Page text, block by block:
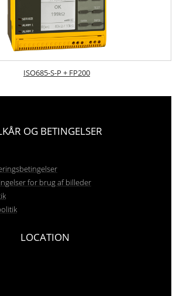
ISO685-S-P + FP200
OG BETINGELSER
for brug af billeder
LOCATION